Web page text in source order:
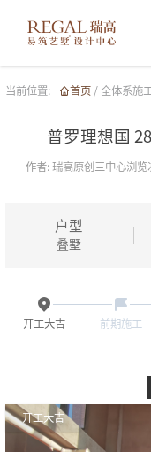
当前位置: 首页 / 全体系施
普罗理想国
作者:瑞高原创三中心浏览
户型
叠墅
开工大吉 前期施工
开工大吉